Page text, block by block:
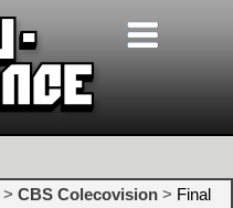
> CBS Colecovision > Final